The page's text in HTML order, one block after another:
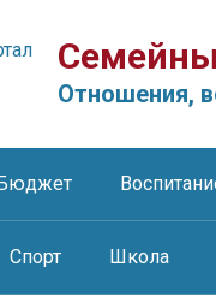
Отношения,
Спорт Школа